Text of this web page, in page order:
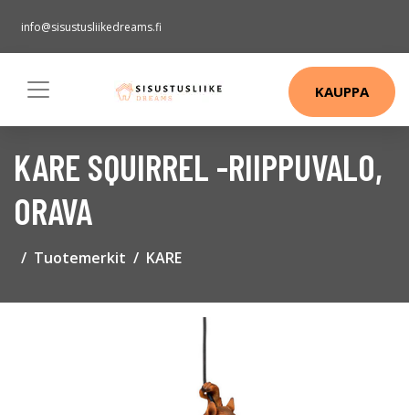
info@sisustusliikedreams.fi
KAUPPA
KARE SQUIRREL -RIIPPUVALO,
ORAVA
Tuotemerkit KARE